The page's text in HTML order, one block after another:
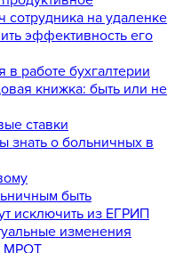
сотрудника на удаленке
эффективность его
работе бухгалтерии
книжка: быть или не
ставки
знать о больничных в
быть
исключить из ЕГРИП
изменения